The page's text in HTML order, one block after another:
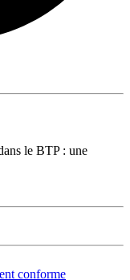
le BTP : une
conforme